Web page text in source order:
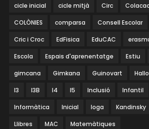
cicle inicial cicle mitjà Circ
COLÒNIES comparsa Consell Escolar
Cric i Croc EdFisica EduCAC
Escola Espais d'aprenentatge Estiu
gimcana Gimkana Guinovart
I3 I3B I4 I5 Inclusió Infantil
Informàtica Inicial Ioga Kandinsky
Llibres MAC Matemàtiques